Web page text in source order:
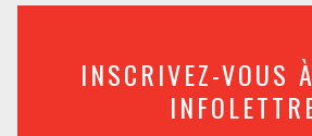
INSCRIVEZ-VOUS